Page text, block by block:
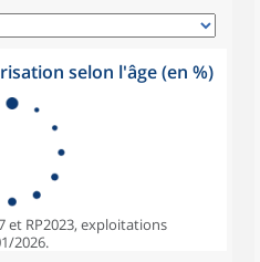
selon l'âge (en %)
et RP2023, exploitations
2026.